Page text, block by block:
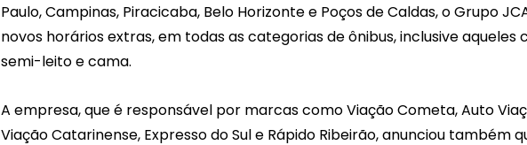
Paulo, Campinas, Piracicaba, Belo Horizonte e Poços de Caldas, o Grupo
novos horários extras, em todas as categorias de ônibus, inclusive
semi-leito e cama.
A empresa, que é responsável por marcas como Viação Cometa, Auto
Viação Catarinense, Expresso do Sul e Rápido Ribeirão, anunciou também